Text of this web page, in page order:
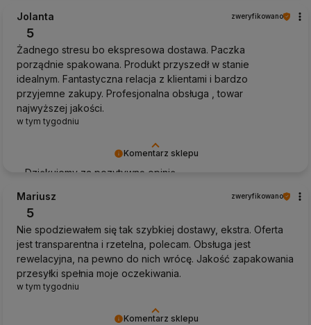
Komentarz sklepu
Dziękujemy za pozytywną opinię
Jolanta zweryfikowano
5
Żadnego stresu bo ekspresowa dostawa. Paczka
porządnie spakowana. Produkt przyszedł w stanie
idealnym. Fantastyczna relacja z klientami i bardzo
przyjemne zakupy. Profesjonalna obsługa , towar
najwyższej jakości.
w tym tygodniu
Komentarz sklepu
Mariusz zweryfikowano
5
Nie spodziewałem się tak szybkiej dostawy, ekstra. Oferta
jest transparentna i rzetelna, polecam. Obsługa jest
rewelacyjna, na pewno do nich wrócę. Jakość zapakowania
przesyłki spełnia moje oczekiwania.
w tym tygodniu